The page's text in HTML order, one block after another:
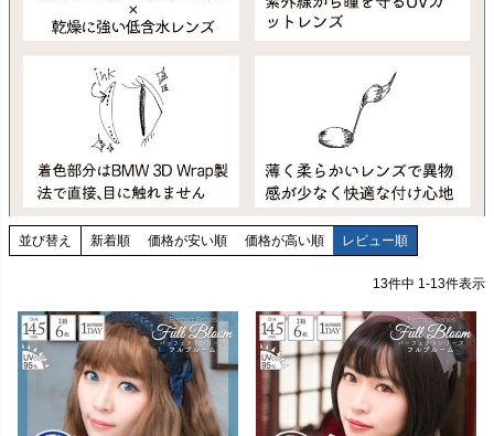
並び替え 新着順 価格が安い順 価格が高い順 レビュー順
13件中 1-13件表示